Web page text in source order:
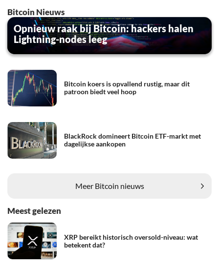
Bitcoin Nieuws
Opnieuw raak bij Bitcoin: hackers halen
Lightning-nodes leeg
Bitcoin koers is opvallend rustig, maar dit
patroon biedt veel hoop
BlackRock domineert Bitcoin ETF-markt met
dagelijkse aankopen
Meer Bitcoin nieuws
Meest gelezen
XRP bereikt historisch oversold-niveau: wat
betekent dat?